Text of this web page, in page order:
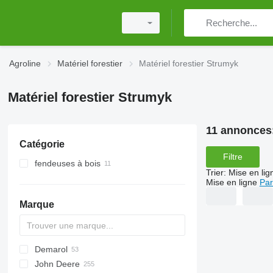
Agroline Matériel forestier Matériel forestier Strumyk
Matériel forestier Strumyk
Catégorie
fendeuses à bois
Marque
MINI
PARK
CK
Demarol
R-12
AK
560
Biber
Katana
County
ST
Arborist
38 PRO
806
525
A-series
Hem
John Deere
11
Filtre
Trier: Mise en
Mise en ligne